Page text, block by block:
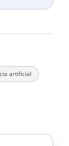
artificial